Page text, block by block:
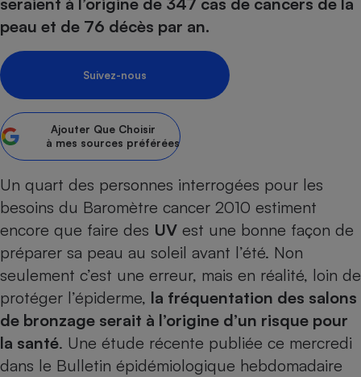
peau et de 76 décès par an.
Suivez-nous
Ajouter Que Choisir
à mes sources préférées
Un quart des personnes interrogées pour les
besoins du Baromètre cancer 2010 estiment
encore que faire des UV est une bonne façon de
préparer sa peau au soleil avant l’été. Non
seulement c’est une erreur, mais en réalité, loin de
protéger l’épiderme, la fréquentation des salons
de bronzage serait à l’origine d’un risque pour
la santé. Une étude récente publiée ce mercredi
dans le Bulletin épidémiologique hebdomadaire
Sécurité - Hygiène
Supermarché - Drive
Assurance
Banque - Crédit
Epargne - Fiscalité
Mutuelle
Circulation routière
Pièce détachée
Moto
Comparateur auto
Comparatif
Comparatif aspirateur
Comparatif aspirateur
Comparatif cafetière
Comparatif robot cuiseur
Comparatif centrale
Gros électroménager
Comparatif casque audio
Comparatif ultrabook
Comparatif tablette
Image et son
Informatique
Internet
Téléphonie
Comparatif tondeuse
Aménagement
Bricolage - Jardinage
Chauffage
Produit d'entretien
Sécurité domestique
Maladie - Médecine -
Système de santé -
Maison de retraite
Retraite
Choisir son fioul
Choisir son pellet
Comparateur assurance emprunteur
Tous les comparateurs
Toutes les cartes interactives
Speedtest - Testez le débit de votre
connexion Internet